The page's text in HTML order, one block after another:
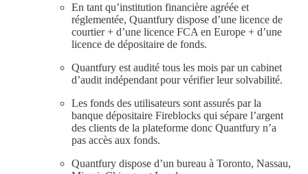
En tant qu’institution financière agréée et
réglementée, Quantfury dispose d’une licence de
courtier + d’une licence FCA en Europe + d’une
licence de dépositaire de fonds.
Quantfury est audité tous les mois par un cabinet
d’audit indépendant pour vérifier leur solvabilité.
Les fonds des utilisateurs sont assurés par la
banque dépositaire Fireblocks qui sépare l’argent
des clients de la plateforme donc Quantfury n’a
pas accès aux fonds.
Quantfury dispose d’un bureau à Toronto, Nassau,